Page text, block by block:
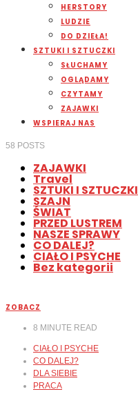
HERSTORY
LUDZIE
DO DZIEŁA!
SZTUKI I SZTUCZKI
SŁUCHAMY
OGLĄDAMY
CZYTAMY
ZAJAWKI
WSPIERAJ NAS
58 POSTS
ZAJAWKI
Travel
SZTUKI I SZTUCZKI
SZAJN
ŚWIAT
PRZED LUSTREM
NASZE SPRAWY
CO DALEJ?
CIAŁO I PSYCHE
Bez kategorii
ZOBACZ
8 MINUTE READ
CIAŁO I PSYCHE
CO DALEJ?
DLA SIEBIE
PRACA